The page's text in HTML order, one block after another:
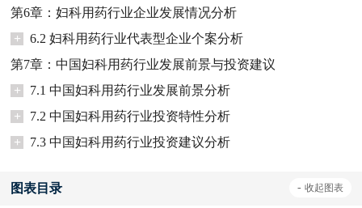
第6章：妇科用药行业企业发展情况分析
+
6.2 妇科用药行业代表型企业个案分析
第7章：中国妇科用药行业发展前景与投资建议
+
7.1 中国妇科用药行业发展前景分析
+
7.2 中国妇科用药行业投资特性分析
+
7.3 中国妇科用药行业投资建议分析
图表目录 - 收起图表